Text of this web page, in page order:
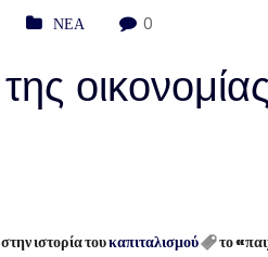
ΝΕΑ 0
ιστορία τουκαπιταλισμού το